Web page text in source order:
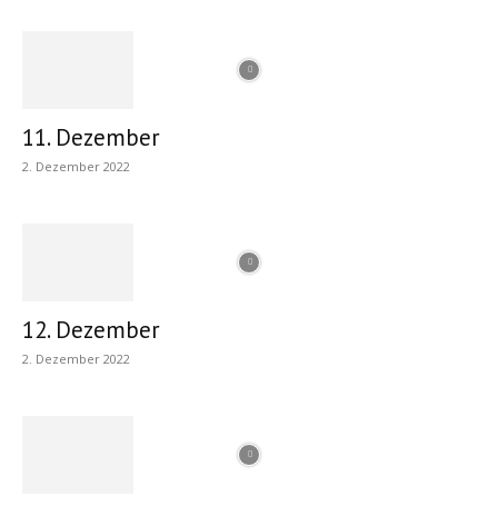
11. Dezember
2. Dezember 2022
12. Dezember
2. Dezember 2022